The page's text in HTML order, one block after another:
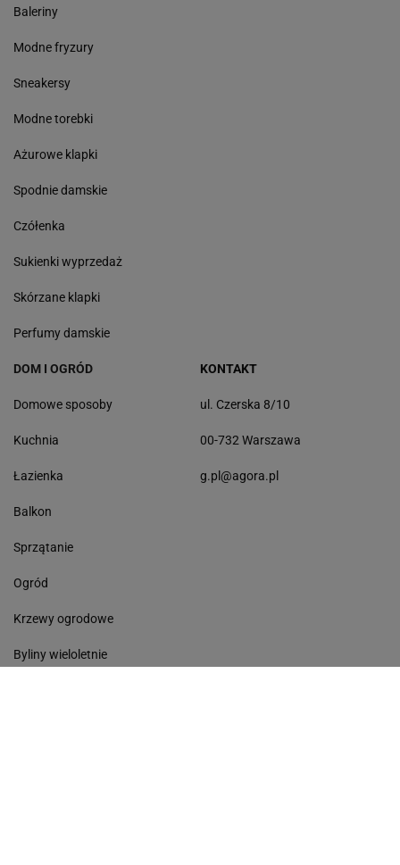
Baleriny
Modne fryzury
Sneakersy
Modne torebki
Ażurowe klapki
Spodnie damskie
Czółenka
Sukienki wyprzedaż
Skórzane klapki
Perfumy damskie
DOM I OGRÓD
Domowe sposoby
Kuchnia
Łazienka
Balkon
Sprzątanie
Ogród
Krzewy ogrodowe
Byliny wieloletnie
KONTAKT
ul. Czerska 8/10
00-732 Warszawa
g.pl@agora.pl